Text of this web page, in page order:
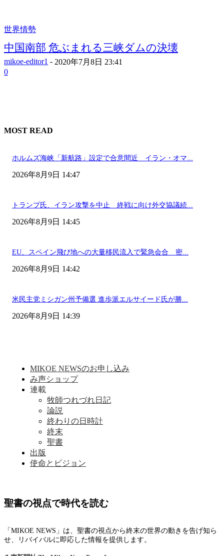
世界情勢
中国南部 危ぶまれる三峡ダムの決壊
mikoe-editor1 - 2020年7月8日 23:41
0
MOST READ
ホルムズ海峡「新航路」設定で合意間近 イラン・オマ...
2026年8月9日 14:47
トランプ氏、イラン攻撃を中止 終戦に向け外交協議続...
2026年8月9日 14:45
EU、スペイン飛び地への大量移民流入で緊急会合 密...
2026年8月9日 14:42
米民主党ミシガン州予備選 進歩派エルサイード氏が勝...
2026年8月9日 14:39
MIKOE NEWSのお申し込み
み声ショップ
連載
牧師つれづれ日記
論説
終わりの日時計
終末
聖書
出版
使命とビジョン
聖書の視点で時代を読む
「MIKOE NEWS」は、聖書の視点から終末の世界の動きを告げ知ら
せ、リバイバルに即応した情報を提供します。